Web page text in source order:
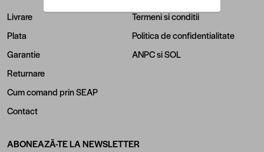
Livrare
Plata
Garantie
Returnare
Cum comand prin SEAP
Contact
Termeni si conditii
Politica de confidentialitate
ANPCsiSOL
ABONEAZĂ-TE LA NEWSLETTER